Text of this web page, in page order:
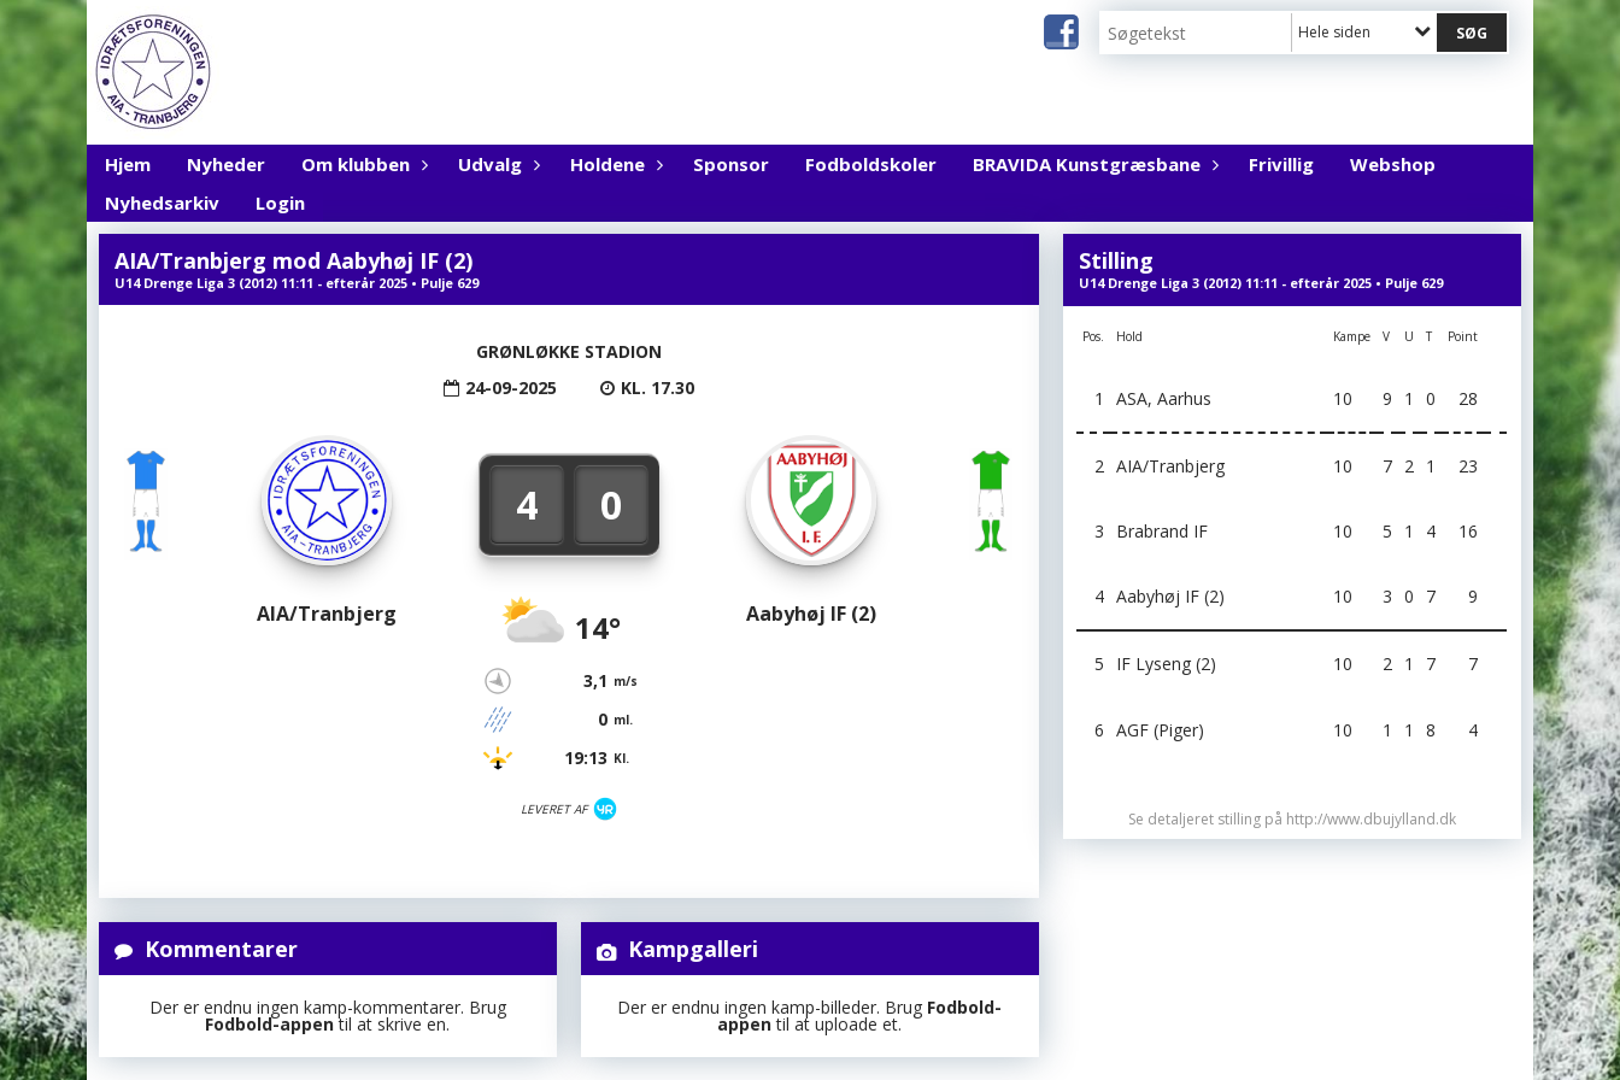
Hele siden
Hjem Nyheder Om klubben Udvalg Holdene Sponsor Fodboldskoler BRAVIDA Kunstgræsbane Frivillig
Webshop
Nyhedsarkiv
Login
AIA/Tranbjerg mod Aabyhøj IF (2)
U14 Drenge Liga 3 (2012) 11:11 - efterår 2025 • Pulje 629
GRØNLØKKE STADION
24-09-2025
KL. 17.30
AIA/Tranbjerg
4 0
14°
3,1 m/s
0 ml.
19:13 Kl.
LEVERET AF
Aabyhøj IF (2)
Stilling
U14 Drenge Liga 3 (2012) 11:11 - efterår 2025 • Pulje 629
Pos. Hold Kampe V U T Point
1 ASA, Aarhus 10 9 1 0 28
2 AIA/Tranbjerg 10 7 2 1 23
3 Brabrand IF 10 5 1 4 16
4 Aabyhøj IF (2) 10 3 0 7 9
5 IF Lyseng (2) 10 2 1 7 7
6 AGF (Piger) 10 1 1 8 4
Se detaljeret stilling på http://www.dbujylland.dk
Kommentarer
Der er endnu ingen kamp-kommentarer. Brug
Fodbold-appentil at skrive en.
Kampgalleri
Der er endnu ingen kamp-billeder. Brug Fodbold-
appentil at uploade et.